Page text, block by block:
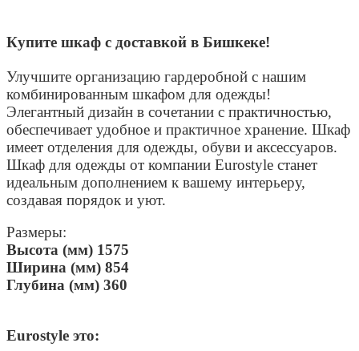
Купите шкаф с доставкой в Бишкеке!
Улучшите организацию гардеробной с нашим
комбинированным шкафом для одежды!
Элегантный дизайн в сочетании с практичностью,
обеспечивает удобное и практичное хранение. Шкаф
имеет отделения для одежды, обуви и аксессуаров.
Шкаф для одежды от компании Eurostyle станет
идеальным дополнением к вашему интерьеру,
создавая порядок и уют.
Размеры:
Высота (мм) 1575
Ширина (мм) 854
Глубина (мм) 360
Eurostyle это: